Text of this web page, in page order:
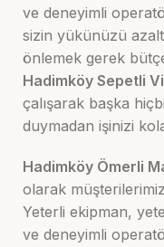
ve deneyimli
sizin yükünüzü
önlemek gerek
Hadimköy Sepetli
çalışarak başka
duymadan işinizi
Hadimköy Ömerli
olarak
Yeterli ekipman,
ve deneyimli